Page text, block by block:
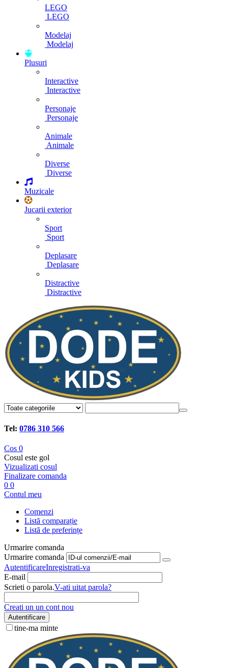
LEGO
LEGO
Modelaj
Modelaj
Plusuri
Interactive
Interactive
Personaje
Personaje
Animale
Animale
Diverse
Diverse
Muzicale
Jucarii exterior
Sport
Sport
Deplasare
Deplasare
Distractive
Distractive
Tel: 0786 310 566
Cos 0
Cosul este gol
Vizualizati cosul
Finalizare comanda
0 0
Contul meu
Comenzi
Listă comparație
Listă de preferințe
Urmarire comanda
Urmarire comanda
AutentificareInregistrati-va
E-mail
Scrieti o parola.V-ati uitat parola?
Creati un un cont nou
Autentificare
tine-ma minte